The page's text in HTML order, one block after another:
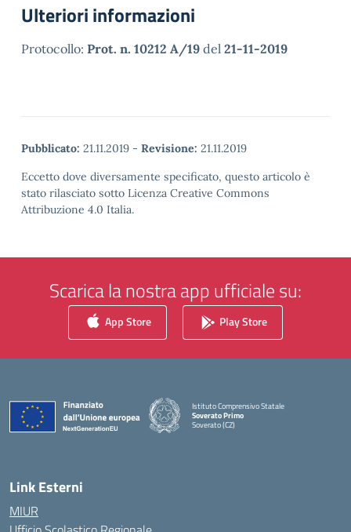
Ulteriori informazioni
Protocollo: Prot. n. 10212 A/19 del 21-11-2019
Pubblicato: 21.11.2019 - Revisione: 21.11.2019
Eccetto dove diversamente specificato, questo articolo è
stato rilasciato sotto Licenza Creative Commons
Attribuzione 4.0 Italia.
Scarica la nostra app ufficiale su:
App Store Play Store
Istituto Comprensivo Statale
Soverato Primo
Soverato (CZ)
Link Esterni
MIUR